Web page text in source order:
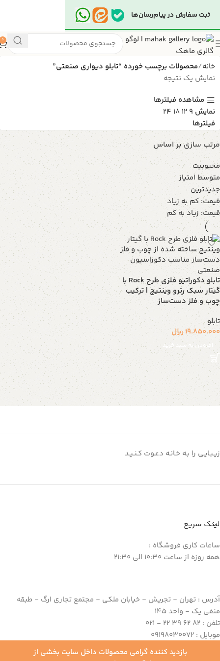
0
خانه محصولات برچسب خورده “تابلو دیواری صنعتی”
نمایش یک نتیجه
مشاهده فیلترها
نمایش 9
12
18
24
فیلترها
مرتب سازی بر اساس
محبوبیت
متوسط امتیاز
جدیدترین
قیمت: کم به زیاد
قیمت: زیاد به کم
تابلو دکوراتیو فلزی طرح Rock با
گیتار سبک رترو وینتیج | ترکیب
چوب و فلز دست‌ساز
تابلو
19.850.000ریال
افزودن به سبد خرید
زیـبـایـی را بـه خـانـه دعـوت کـنـیـد
لینک سریع
ساعات کاری فروشگاه :
همه روزه از ساعت 10:30 الی 21:30
آدرس : تهران - تجریش - خیابان ملکی - مجتمع تجاری ارگ - طبقه
منفی یک - واحد 145
تلفن : 82 62 39 22 - 021
موبایل : 09198030072
ثبت سفارش در پیام‌رسان‌ها
بازدید کننده گرامی محصولات داخل سایت بخشی از